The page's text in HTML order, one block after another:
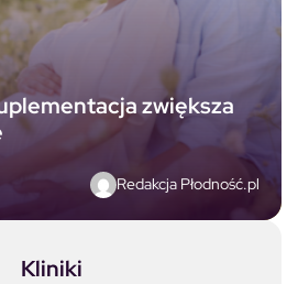
zwiększa
Redakcja Płodność.pl
Kliniki